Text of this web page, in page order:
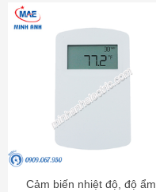
Cảm biến nhiệt độ, độ ẩm